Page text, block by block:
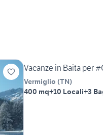
Vacanze in Baita per
Vermiglio (TN)
400 mq+10 Locali+3